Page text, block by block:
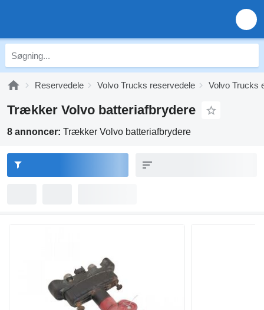
Reservedele Volvo Trucks reservedele Volvo Trucks
Trækker Volvo batteriafbrydere
8 annoncer: Trækker Volvo batteriafbrydere